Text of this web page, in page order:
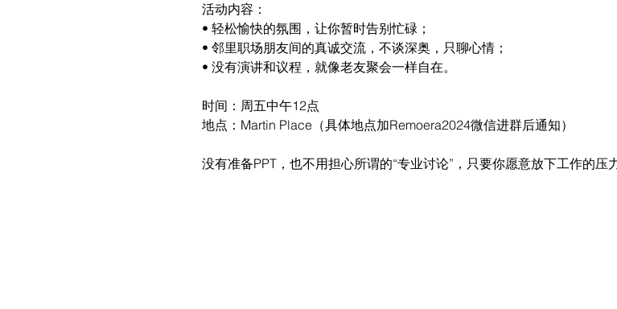
活动内容：
• 轻松愉快的氛围，让你暂时告别忙碌；
• 邻里职场朋友间的真诚交流，不谈深奥，只聊心情；
• 没有演讲和议程，就像老友聚会一样自在。
时间：周五中午12点
地点：Martin Place（具体地点加Remoera2024微信进群后通知）
没有准备PPT，也不用担心所谓的“专业讨论”，只要你愿意放下工作的压